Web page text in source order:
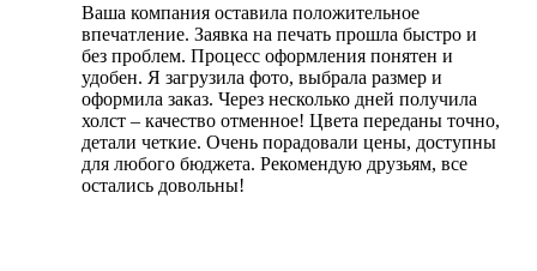
Ваша компания оставила положительное
впечатление. Заявка на печать прошла быстро и
без проблем. Процесс оформления понятен и
удобен. Я загрузила фото, выбрала размер и
оформила заказ. Через несколько дней получила
холст – качество отменное! Цвета переданы точно,
детали четкие. Очень порадовали цены, доступны
для любого бюджета. Рекомендую друзьям, все
остались довольны!